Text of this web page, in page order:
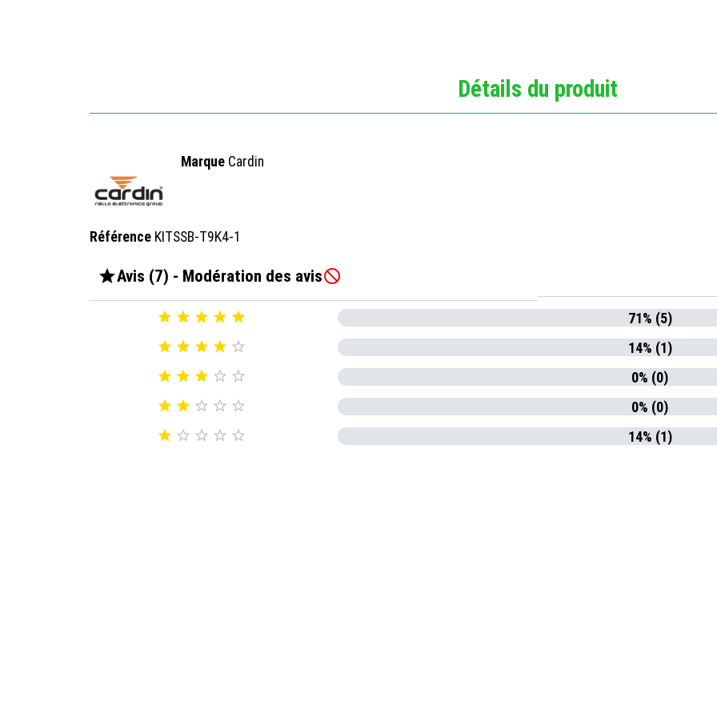
Détails du produit
Marque Cardin
Référence KITSSB-T9K4-1
Avis (7) - Modération des avis
    
71% (5)
    
14% (1)
    
0% (0)
    
0% (0)
     14% (1)